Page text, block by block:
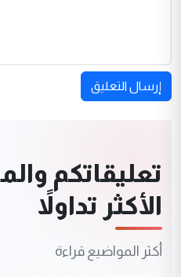
إرسال التعليق
تعليقاتكم
الأكثر تداولاً
أكثر المواضيع قراءة